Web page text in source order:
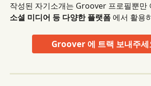
작성된 자기소개는 Groover 프로필뿐만
소셜 미디어 등 다양한 플랫폼 에서 활용
Groover 에 트랙 보내주세